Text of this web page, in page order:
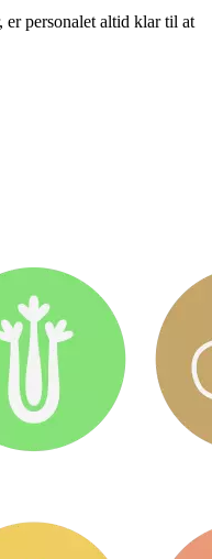
personalet altid klar til at